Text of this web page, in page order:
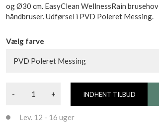
og Ø30 cm. EasyClean WellnessRain
håndbruser. Udførsel i PVD Poleret Messing.
Vælg farve
PVD Poleret Messing
- + INDHENT TILBUD
Lev. 12 - 16 uger